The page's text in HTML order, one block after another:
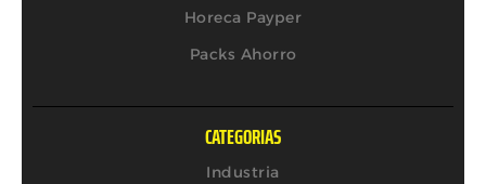
Horeca Payper
Packs Ahorro
CATEGORIAS
Industria